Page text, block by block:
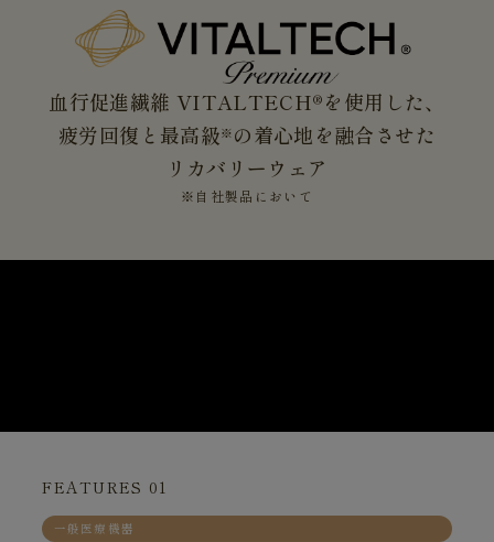
血行促進繊維 VITALTECH®を使用した、
疲労回復と最高級※ の着心地を融合させた
リカバリーウェア
※自社製品において
FEATURES 01
一般医療機器